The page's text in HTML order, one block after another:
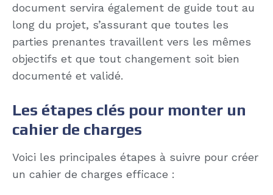
document servira également de guide tout au
long du projet, s’assurant que toutes les
parties prenantes travaillent vers les mêmes
objectifs et que tout changement soit bien
documenté et validé.
Les étapes clés pour monter un
cahier de charges
Voici les principales étapes à suivre pour créer
un cahier de charges efficace :